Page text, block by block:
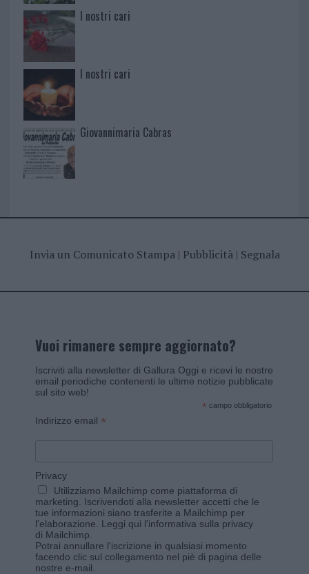
I nostri cari
I nostri cari
Giovannimaria Cabras
Invia un Comunicato Stampa| Pubblicità| Segnala
Vuoi rimanere sempre aggiornato?
Iscriviti alla newsletter di Gallura Oggi e ricevi le nostre
email periodiche contenenti le ultime notizie pubblicate
sul sito web!
* campo obbligatorio
Indirizzo email *
Privacy
Utilizziamo Mailchimp come piattaforma di
marketing. Iscrivendoti alla newsletter accetti che le
tue informazioni siano trasferite a Mailchimp per
l'elaborazione. Leggi qui l'informativa sulla privacy
di Mailchimp
Potrai annullare l'iscrizione in qualsiasi momento
facendo clic sul collegamento nel piè di pagina delle
nostre e-mail.